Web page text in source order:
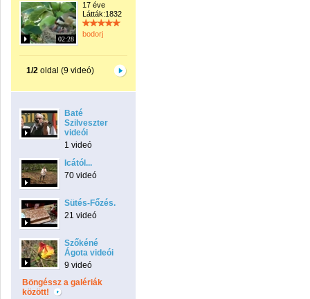
02:28
17 éve
Látták:1832
bodorj
1/2 oldal (9 videó)
Baté
Szilveszter
videói
1 videó
Icától...
70 videó
Sütés-Főzés.
21 videó
Szőkéné
Ágota videói
9 videó
Böngéssz a galériák
között!